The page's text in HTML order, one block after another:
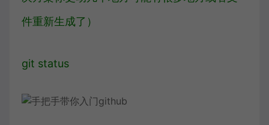
件重新生成了）
git status